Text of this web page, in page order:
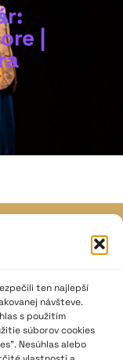
ten najlepší
návšteve.
s použitím
súborov cookies
Nesúhlas alebo
|